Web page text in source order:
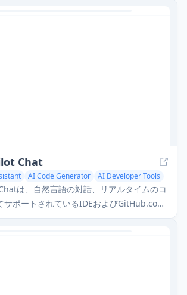
Chat
AI Code Generator AI Developer Tools
は、自然言語の対話、リアルタイムのコ
サポートされているIDEおよびGitHub.com
た支援を提供するAI駆動のコーディングア